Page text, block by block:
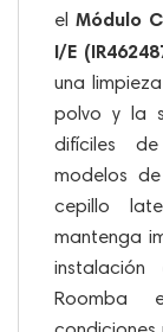
elMódulo
I/E
una
polvo y la
difíciles
modelos
cepillo
mantenga
Roomba